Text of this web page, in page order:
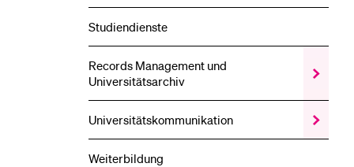
Studiendienste
Records Management und
Universitätsarchiv
Zeige
Records
Universitäts­kommunikation
Zeige
das
Weiterbildung